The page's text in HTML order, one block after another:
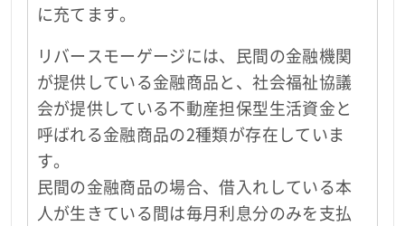
に充てます。
リバースモーゲージには、民間の金融機関
が提供している金融商品と、社会福祉協議
会が提供している不動産担保型生活資金と
呼ばれる金融商品の2種類が存在していま
す。
民間の金融商品の場合、借入れしている本
人が生きている間は毎月利息分のみを支払